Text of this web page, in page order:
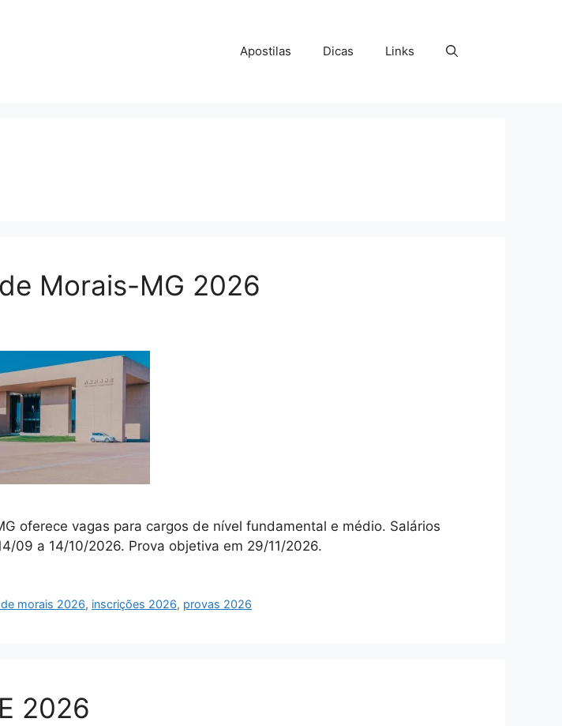
Apostilas Dicas Links
Morais-MG 2026
oferece vagas para cargos de nível fundamental e médio. Salários
09 a 14/10/2026. Prova objetiva em 29/11/2026.
morais 2026, inscrições 2026, provas 2026
2026